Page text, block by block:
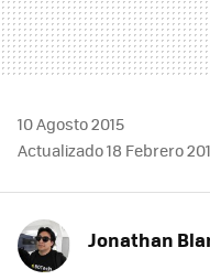
10 Agosto 2015
Actualizado 18 Febrero
Jonathan